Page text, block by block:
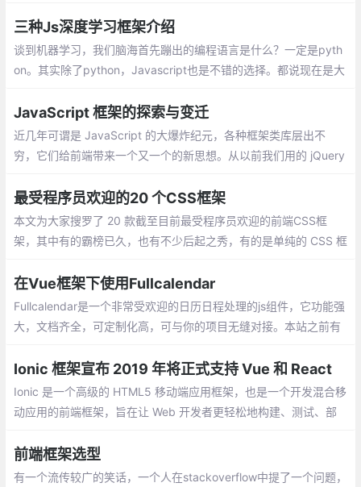
三种Js深度学习框架介绍
谈到机器学习，我们脑海首先蹦出的编程语言是什么？一定是pyth
on。其实除了python，Javascript也是不错的选择。都说现在是大
JavaScript 框架的探索与变迁
近几年可谓是 JavaScript 的大爆炸纪元，各种框架类库层出不
穷，它们给前端带来一个又一个的新思想。从以前我们用的 jQuery
Ember.js、AngularJS 数据绑定的理念，再到现在的 React、Vue
虚拟 DOM 的思想。
最受程序员欢迎的20 个CSS框架
本文为大家搜罗了 20 款截至目前最受程序员欢迎的前端CSS框
架，其中有的霸榜已久，也有不少后起之秀，有的是单纯的 CSS 框
在Vue框架下使用Fullcalendar
Fullcalendar是一个非常受欢迎的日历日程处理的js组件，它功能强
大，文档齐全，可定制化高，可与你的项目无缝对接。本站之前有
在Vue框架下使用Fullcalendar。
Ionic 框架宣布 2019 年将正式支持 Vue 和 React
Ionic 是一个高级的 HTML5 移动端应用框架，也是一个开发混合移
动应用的前端框架，旨在让 Web 开发者更轻松地构建、测试、部
ue 和 React 。
前端框架选型
有一个流传较广的笑话，一个人在stackoverflow中提了一个问题，